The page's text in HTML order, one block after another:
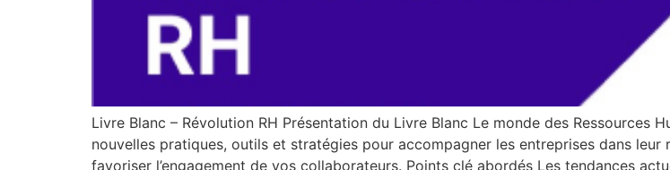
Livre Blanc – Révolution RH Présentation du Livre Blanc Le monde des Ressources
nouvelles pratiques, outils et stratégies pour accompagner les entreprises dans
favoriser l’engagement de vos collaborateurs.​ Points clé abordés Les tendances